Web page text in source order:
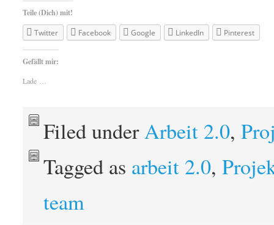
Teile (Dich) mit!
Twitter
Facebook Google LinkedIn Pinterest
Gefällt mir:
Lade …
Filed underArbeit 2.0,
Tagged as arbeit 2.0,
team